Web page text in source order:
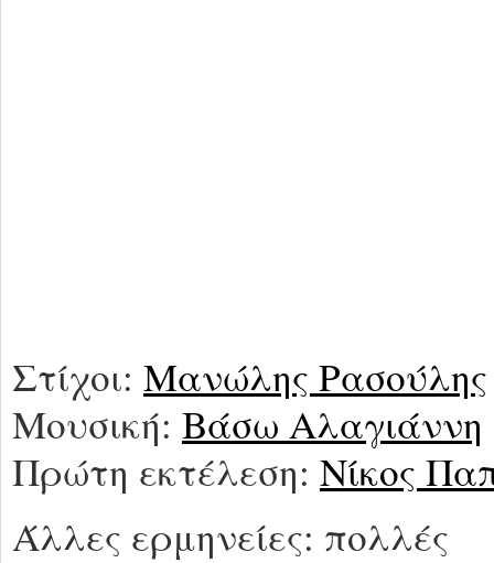
Στίχοι: Μανώλης Ρασούλης
Μουσική: Βάσω Αλαγιάννη
Πρώτη εκτέλεση: Νίκος
Άλλες ερμηνείες: πολλές